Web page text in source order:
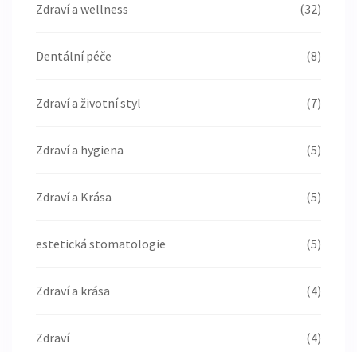
Zdraví a wellness (32)
Dentální péče (8)
Zdraví a životní styl (7)
Zdraví a hygiena (5)
Zdraví a Krása (5)
estetická stomatologie (5)
Zdraví a krása (4)
Zdraví (4)